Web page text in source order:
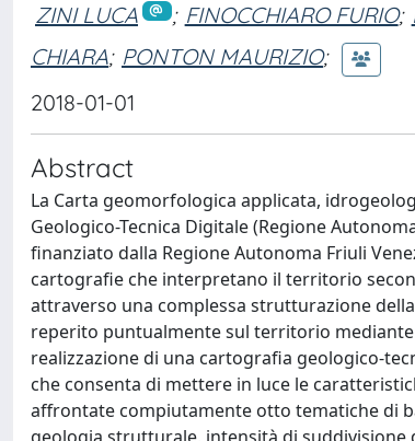
ZINI LUCA ; FINOCCHIARO FURIO;
CHIARA; PONTON MAURIZIO;
2018-01-01
Abstract
La Carta geomorfologica applicata,
Geologico-Tecnica Digitale (Regione
finanziato dalla Regione Autonoma Friuli
cartografie che interpretano il territorio
attraverso una complessa strutturazione
reperito puntualmente sul territorio
realizzazione di una cartografia geologico-
che consenta di mettere in luce le
affrontate compiutamente otto tematiche di